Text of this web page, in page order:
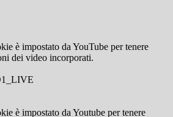
è impostato da YouTube per tenere
dei video incorporati.
è impostato da Youtube per tenere